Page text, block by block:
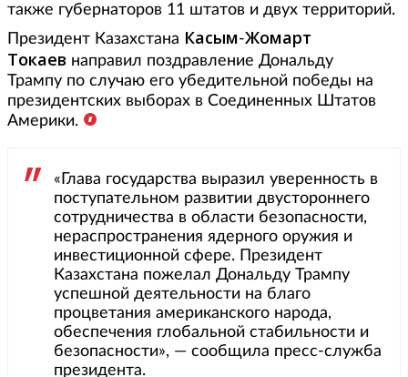
также губернаторов 11 штатов и двух территорий.
Президент Казахстана Касым-Жомарт
Токаев направил поздравление Дональду
Трампу по случаю его убедительной победы на
президентских выборах в Соединенных Штатов
Америки.
«Глава государства выразил уверенность в
поступательном развитии двустороннего
сотрудничества в области безопасности,
нераспространения ядерного оружия и
инвестиционной сфере. Президент
Казахстана пожелал Дональду Трампу
успешной деятельности на благо
процветания американского народа,
обеспечения глобальной стабильности и
безопасности», — сообщила пресс-служба
президента.